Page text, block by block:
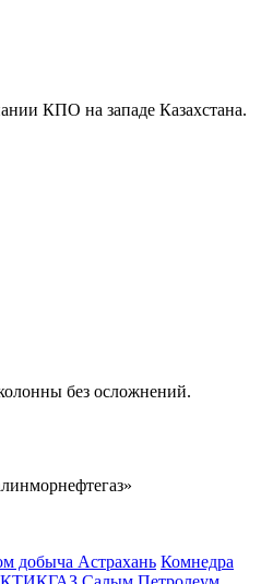
КПО на западе Казахстана.
без осложнений.
добыча Астрахань Комнедра